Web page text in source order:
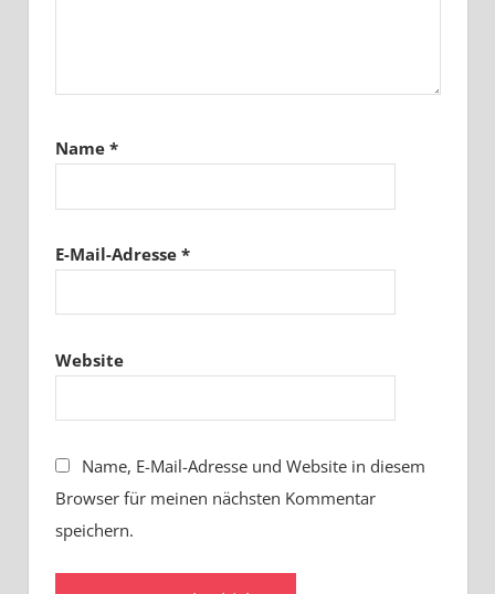
Name *
E-Mail-Adresse *
Website
Name, E-Mail-Adresse und Website in diesem
Browser für meinen nächsten Kommentar
speichern.